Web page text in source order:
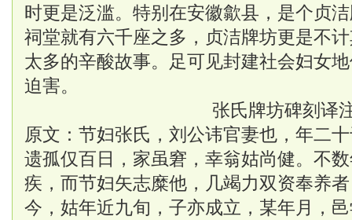
时更是泛滥。特别在安徽歙县，是个贞
祠堂就有六千座之多，贞洁牌坊更是不
太多的辛酸故事。足可见封建社会妇女
迫害。
张氏牌坊碑刻译
原文：节妇张氏，刘公讳官妻也，年二
遗孤仅百日，家虽窘，幸翁姑尚健。不
疾，而节妇矢志糜他，几竭力双资奉养
今，姑年近九旬，子亦成立，某年月，